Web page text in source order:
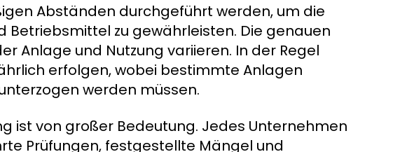
Abständen durchgeführt werden, um die
Betriebsmittel zu gewährleisten. Die genauen
Anlage und Nutzung variieren. In der Regel
erfolgen, wobei bestimmte Anlagen
werden müssen.
ist von großer Bedeutung. Jedes Unternehmen
Prüfungen, festgestellte Mängel und